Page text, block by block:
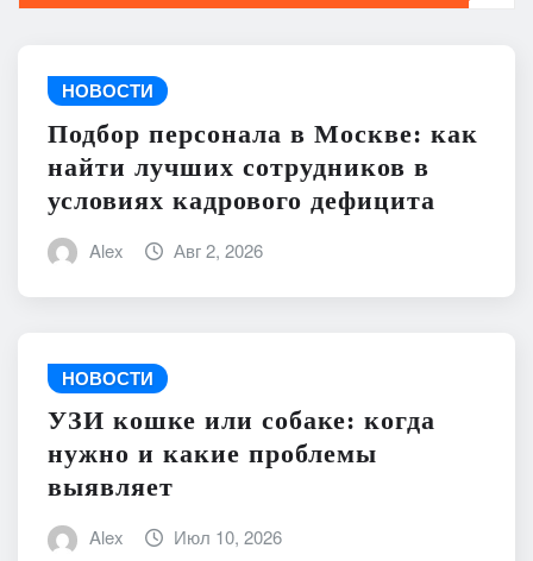
НОВОСТИ
Подбор персонала в Москве: как
найти лучших сотрудников в
условиях кадрового дефицита
Alex Авг 2, 2026
НОВОСТИ
УЗИ кошке или собаке: когда
нужно и какие проблемы
выявляет
Alex Июл 10, 2026